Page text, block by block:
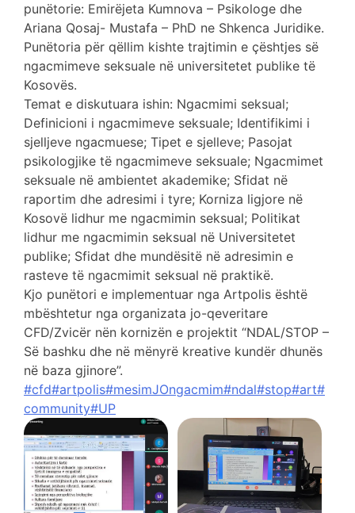
punëtorie: Emirëjeta Kumnova – Psikologe dhe
Ariana Qosaj- Mustafa – PhD ne Shkenca Juridike.
Punëtoria për qëllim kishte trajtimin e çështjes së
ngacmimeve seksuale në universitetet publike të
Kosovës.
Temat e diskutuara ishin: Ngacmimi seksual;
Definicioni i ngacmimeve seksuale; Identifikimi i
sjelljeve ngacmuese; Tipet e sjelleve; Pasojat
psikologjike të ngacmimeve seksuale; Ngacmimet
seksuale në ambientet akademike; Sfidat në
raportim dhe adresimi i tyre; Korniza ligjore në
Kosovë lidhur me ngacmimin seksual; Politikat
lidhur me ngacmimin seksual në Universitetet
publike; Sfidat dhe mundësitë në adresimin e
rasteve të ngacmimit seksual në praktikë.
Kjo punëtori e implementuar nga Artpolis është
mbështetur nga organizata jo-qeveritare
CFD/Zvicër nën kornizën e projektit “NDAL/STOP –
Së bashku dhe në mënyrë kreative kundër dhunës
në baza gjinore”.
#cfd#artpolis#mesimJOngacmim#ndal#stop#art#
community#UP